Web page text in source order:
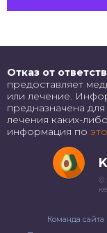
Отказ от
предоставляет
или лечение.
предназначена
лечения каких-
информация по
©
Команда сайта